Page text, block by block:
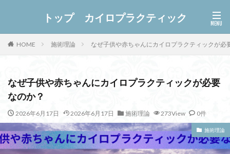
トップ カイロプラクティック
HOME 施術理論 なぜ子供や赤ちゃんにカイロプラクティックが必
なぜ子供や赤ちゃんにカイロプラクティックが必要
なのか？
2026年6月17日 2026年6月17日 施術理論 273View 0件
施術理論